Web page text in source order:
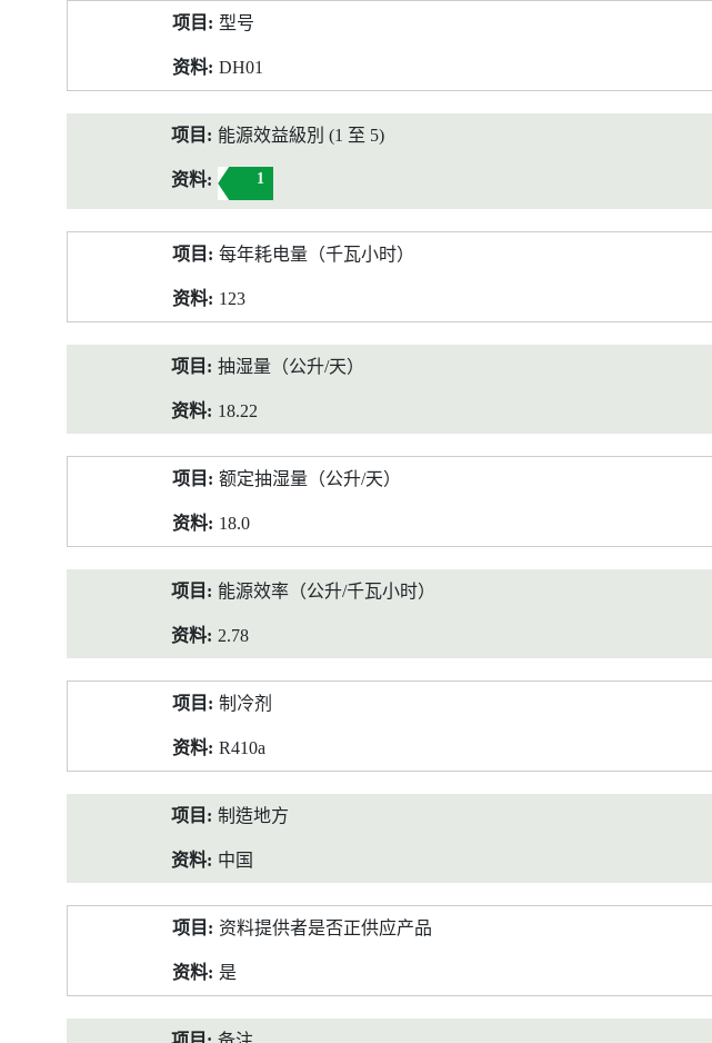
型号
DH01
能源效益級別 (1 至 5)
1
每年耗电量（千瓦小时）
123
抽湿量（公升/天）
18.22
额定抽湿量（公升/天）
18.0
能源效率（公升/千瓦小时）
2.78
制冷剂
R410a
制造地方
中国
资料提供者是否正供应产品
是